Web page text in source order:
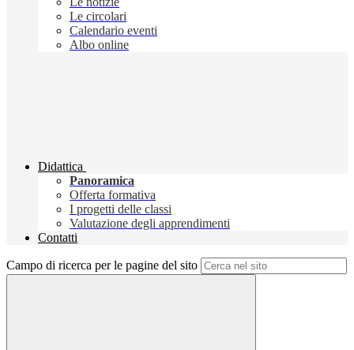
Le circolari
Calendario eventi
Albo online
Didattica
Panoramica
Offerta formativa
I progetti delle classi
Valutazione degli apprendimenti
Contatti
Campo di ricerca per le pagine del sito